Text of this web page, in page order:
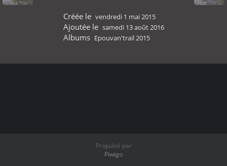
Créée le vendredi 1 mai 2015
Ajoutée le samedi 13 août 2016
Albums Epouvan'trail 2015
Propulsé par
Piwigo